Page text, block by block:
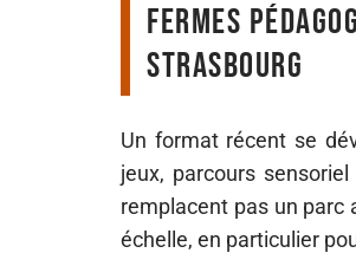
Fermes
Strasbourg
Un format récent se
jeux, parcours
remplacent pas un
échelle, en particulier